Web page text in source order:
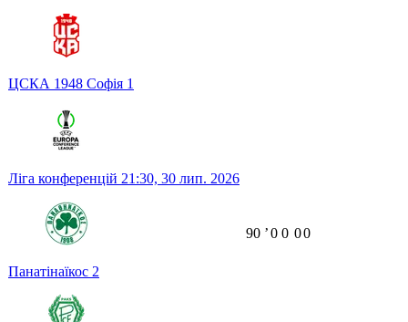
ЦСКА 1948 Софія 1
Ліга конференцій 21:30, 30 лип. 2026
Панатінаїкос 2
90 ʼ0 0 00